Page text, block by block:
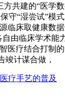
共建的“医学
守“湿尝试”
床取健康数
由临床学术
医疗结合打
竣计谋合做，
疗手艺的普及